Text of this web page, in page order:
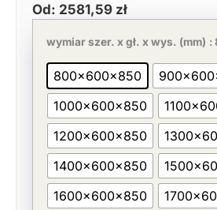
Od: 2581,59 zł
wymiar szer. x gł. x wys. (mm) :
800x600x850
1000x600x850
1200x600x850
1400x600x850
1600x600x850
Pierwotna
cena
wynosiła:
3971,67 zł.
Aktualna
cena
wynosi:
2581,59 zł.
Stół
nierdzewny
półkami
szuflady